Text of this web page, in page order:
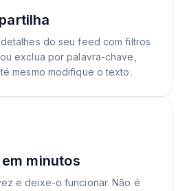
do seu feed com filtros
exclua por palavra-chave,
mesmo modifique o texto.
minutos
e deixe-o funcionar. Não é